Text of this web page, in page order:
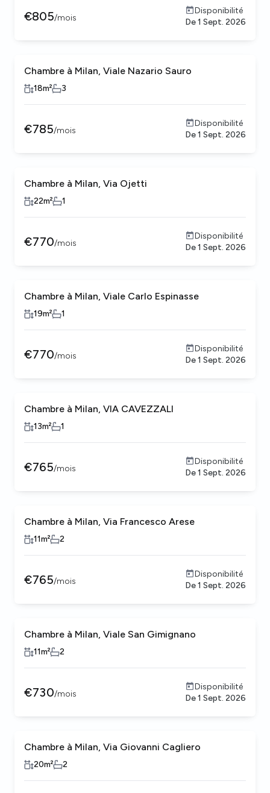
€805/mois
Disponibilité
De1 Sept. 2026
Chambre à Milan, Viale Nazario Sauro
18m² 3
€785/mois
Disponibilité
De1 Sept. 2026
Chambre à Milan, Via Ojetti
22m² 1
€770/mois
Disponibilité
De1 Sept. 2026
Chambre à Milan, Viale Carlo Espinasse
19m² 1
€770/mois
Disponibilité
De1 Sept. 2026
Chambre à Milan, VIA CAVEZZALI
13m² 1
€765/mois
Disponibilité
De1 Sept. 2026
Chambre à Milan, Via Francesco Arese
11m² 2
€765/mois
Disponibilité
De1 Sept. 2026
Chambre à Milan, Viale San Gimignano
11m² 2
€730/mois
Disponibilité
De1 Sept. 2026
Chambre à Milan, Via Giovanni Cagliero
20m² 2